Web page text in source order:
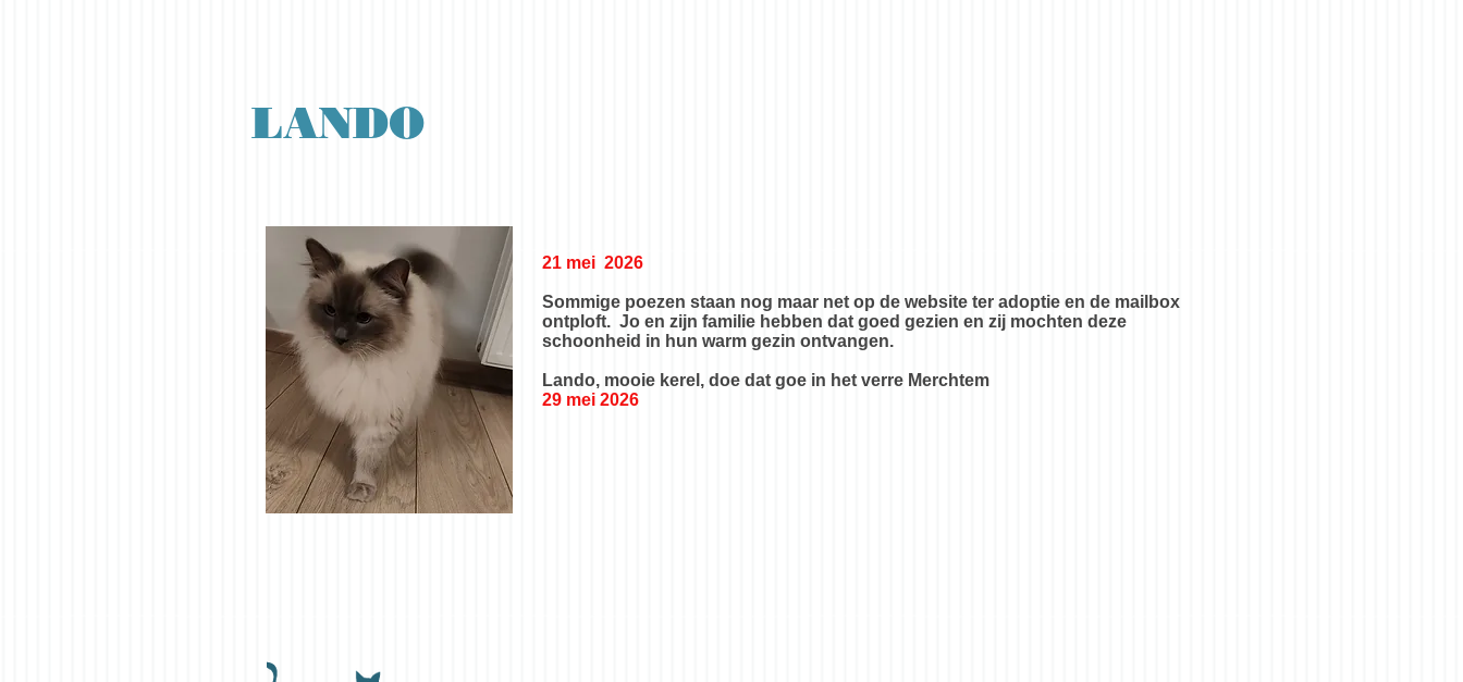
LANDO
21 mei 2026
​Sommige poezen staan nog maar net op de website ter adoptie en de mailbox
ontploft. Jo en zijn familie hebben dat goed gezien en zij mochten deze
schoonheid in hun warm gezin ontvangen.
Lando, mooie kerel, doe dat goe in het verre Merchtem
29 mei 2026